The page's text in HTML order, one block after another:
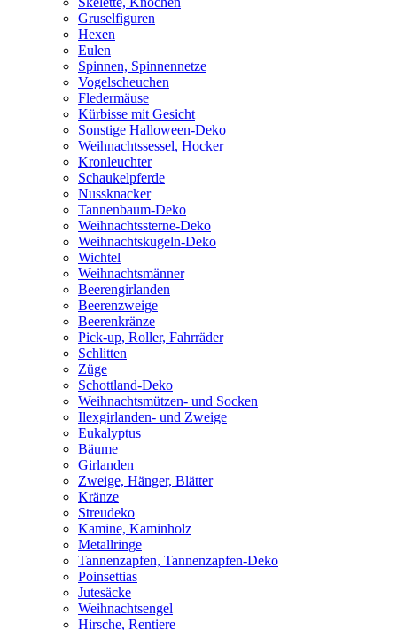
Gruselfiguren
Hexen
Eulen
Spinnen, Spinnennetze
Vogelscheuchen
Fledermäuse
Kürbisse mit Gesicht
Sonstige Halloween-Deko
Weihnachtssessel, Hocker
Kronleuchter
Schaukelpferde
Nussknacker
Tannenbaum-Deko
Weihnachtssterne-Deko
Weihnachtskugeln-Deko
Wichtel
Weihnachtsmänner
Beerengirlanden
Beerenzweige
Beerenkränze
Pick-up, Roller, Fahrräder
Schlitten
Züge
Schottland-Deko
Weihnachtsmützen- und Socken
Ilexgirlanden- und Zweige
Eukalyptus
Bäume
Girlanden
Zweige, Hänger, Blätter
Kränze
Streudeko
Kamine, Kaminholz
Metallringe
Tannenzapfen, Tannenzapfen-Deko
Poinsettias
Jutesäcke
Weihnachtsengel
Hirsche, Rentiere